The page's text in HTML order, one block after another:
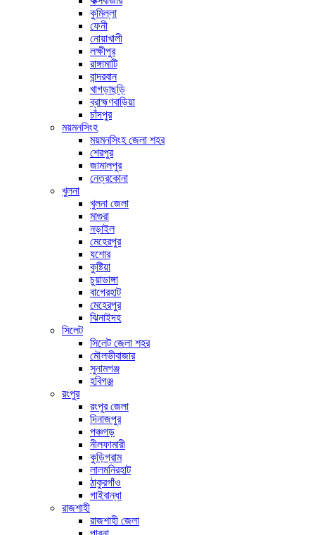
কুমিল্লা
ফেনী
নোয়াখালী
লক্ষীপুর
রাঙ্গামাটি
বান্দরবান
খাগড়াছড়ি
ব্রাহ্মণবাড়িয়া
চাঁদপুর
ময়মনসিংহ
ময়মনসিংহ জেলা শহর
শেরপুর
জামালপুর
নেত্রকোনা
খুলনা
খুলনা জেলা
মাগুরা
নড়াইল
মেহেরপুর
যশোর
কুষ্টিয়া
চুয়াডাঙ্গা
বাগেরহাট
মেহেরপুর
ঝিনাইদহ
সিলেট
সিলেট জেলা শহর
মৌলভীবাজার
সুনামগঞ্জ
হবিগঞ্জ
রংপুর
রংপুর জেলা
দিনাজপুর
পঞ্চগড়
নীলফামারী
কুড়িগ্রাম
লালমনিরহাট
ঠাকুরগাঁও
গাইবান্ধা
রাজশাহী
রাজশাহী জেলা